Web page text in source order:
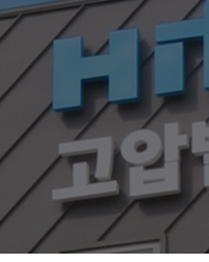
포트타입
온도별 압력데이터
단위변환기
튜브 체결 토크